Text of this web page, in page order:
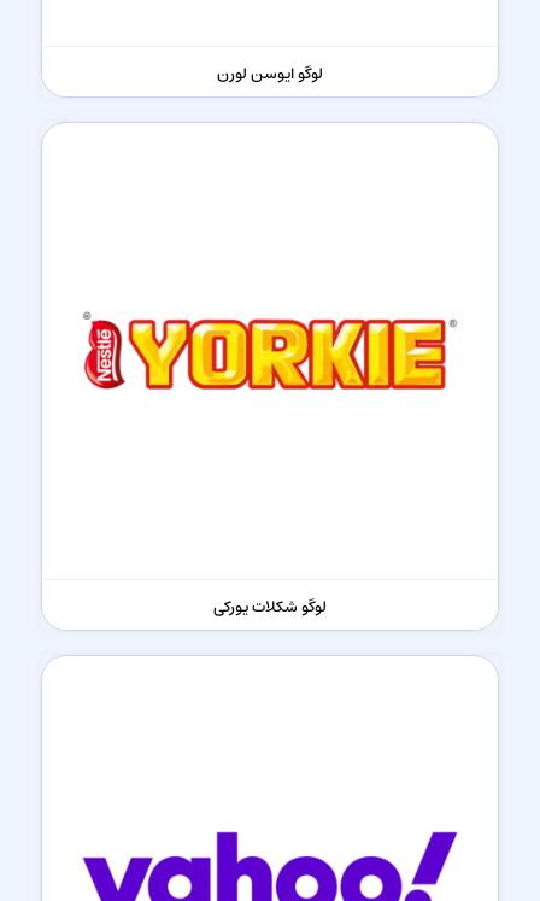
لوگو ایوسن لورن
لوگو شکلات یورکی